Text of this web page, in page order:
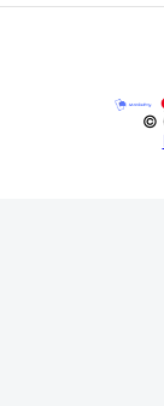
©